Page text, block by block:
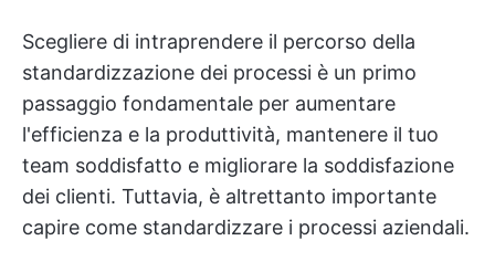
Scegliere di intraprendere il percorso della
standardizzazione dei processi è un primo
passaggio fondamentale per aumentare
l'efficienza e la produttività, mantenere il tuo
team soddisfatto e migliorare la soddisfazione
dei clienti. Tuttavia, è altrettanto importante
capire come standardizzare i processi aziendali.